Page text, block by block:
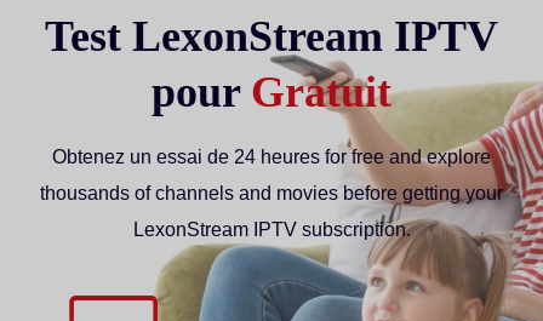
Test LexonStream IPTV
pour Gratuit
Obtenez un essai de 24 heures for free and explore
thousands of channels and movies before getting your
LexonStream IPTV subscription.